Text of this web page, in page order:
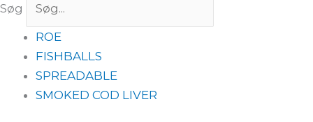
Søg
ROE
FISHBALLS
SPREADABLE
SMOKED COD LIVER